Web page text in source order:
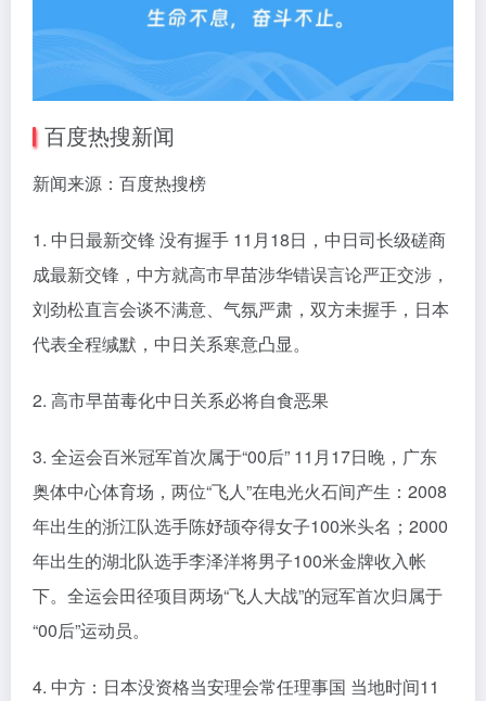
百度热搜新闻
新闻来源：百度热搜榜
1. 中日最新交锋 没有握手 11月18日，中日司长级磋商
成最新交锋，中方就高市早苗涉华错误言论严正交涉，
刘劲松直言会谈不满意、气氛严肃，双方未握手，日本
代表全程缄默，中日关系寒意凸显。
2. 高市早苗毒化中日关系必将自食恶果
3. 全运会百米冠军首次属于“00后” 11月17日晚，广东
奥体中心体育场，两位“飞人”在电光火石间产生：2008
年出生的浙江队选手陈妤颉夺得女子100米头名；2000
年出生的湖北队选手李泽洋将男子100米金牌收入帐
下。全运会田径项目两场“飞人大战”的冠军首次归属于
“00后”运动员。
4. 中方：日本没资格当安理会常任理事国 当地时间11